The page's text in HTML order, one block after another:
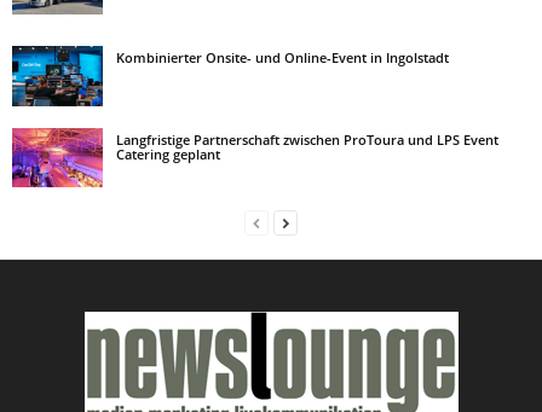
Kombinierter Onsite- und Online-Event in Ingolstadt
Langfristige Partnerschaft zwischen ProToura und LPS Event
Catering geplant